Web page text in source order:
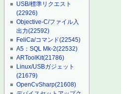
USB/標準リクエスト
(22926)
Objective-C/ファイル入
出力(22592)
FeliCa/コマンド(22545)
A5：SQL Mk-2(22532)
ARToolKit(21786)
Linux/USBガジェット
(21679)
OpenCvSharp(21608)